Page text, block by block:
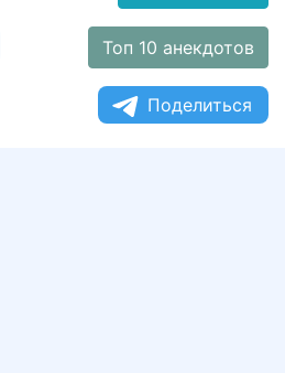
Топ 10 анекдотов
Поделиться